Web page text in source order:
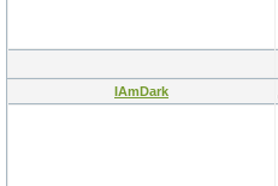
IAmDark